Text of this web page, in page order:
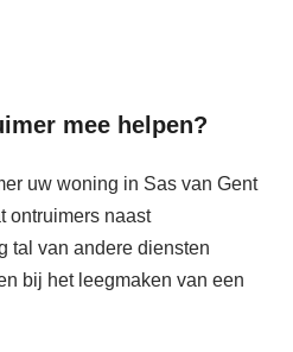
mee helpen?
uw woning in Sas van Gent
ontruimers naast
tal van andere diensten
bij het leegmaken van een